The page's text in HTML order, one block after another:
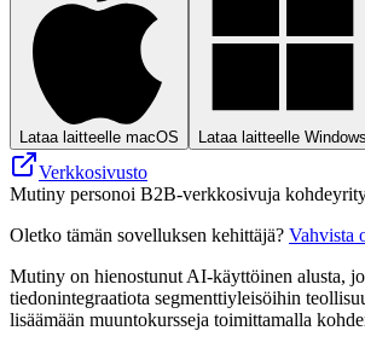
Lataa laitteelle macOS Lataa laitteelle Windows
Verkkosivusto
Mutiny personoi B2B-verkkosivuja
Oletko tämän sovelluksen kehittäjä? Vahvista
Mutiny on hienostunut AI-käyttöinen alusta,
tiedonintegraatiota segmenttiyleisöihin
lisäämään muuntokursseja toimittamalla